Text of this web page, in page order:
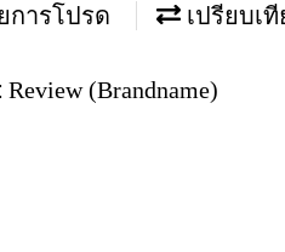
การโปรด เปรียบเ
Review (Brandname)